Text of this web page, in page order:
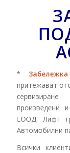
*Забележка
притежават
произведени
ЕООД, Лифт
Автомобилни
Всички